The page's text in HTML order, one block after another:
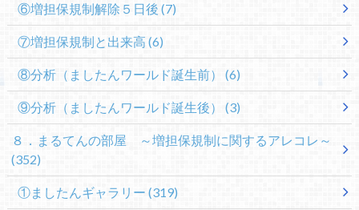
⑥増担保規制解除５日後 (7)
⑦増担保規制と出来高 (6)
⑧分析（ましたんワールド誕生前） (6)
⑨分析（ましたんワールド誕生後） (3)
８．まるてんの部屋 ～増担保規制に関するアレコレ～
(352)
①ましたんギャラリー (319)